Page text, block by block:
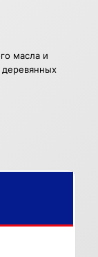
масла и
деревянных